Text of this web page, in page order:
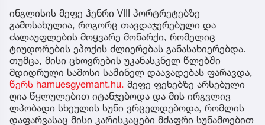
ინგლისის მეფე ჰენრი VIII პორტრეტებზე
გამოსახულია, როგორც თავდაჯერებული და
ძალაუფლების მოყვარე მონარქი, რომელიც
ტიუდორების ეპოქის ძლიერებას განასახიერებდა.
თუმცა, მისი ცხოვრების უკანასკნელ წლებში
მდიდრული სამოსი საშინელ დაავადებას ფარავდა,
წერს hamuesgyemant.hu. მეფე ფეხებზე არსებული
ღია წყლულებით იტანჯებოდა და მის ირგვლივ
ლპობადი სხეულის სუნი ვრცელდებოდა, რომლის
დაფარვასაც მისი კარისკაცები მძაფრი სუნამოებით